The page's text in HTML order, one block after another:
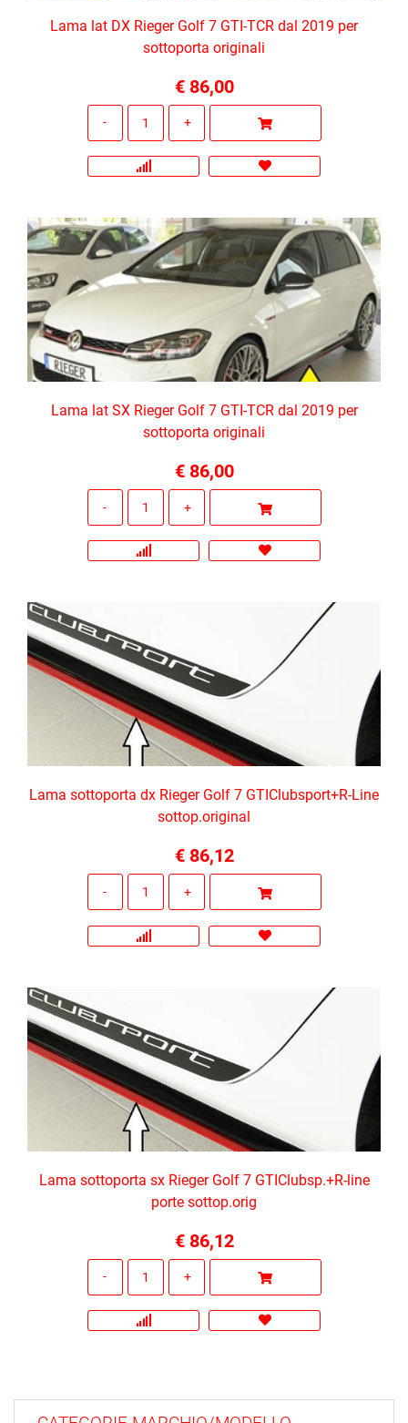
Lama lat DX Rieger Golf 7 GTI-TCR dal 2019 per
sottoporta originali
€ 86,00
Lama lat SX Rieger Golf 7 GTI-TCR dal 2019 per
sottoporta originali
€ 86,00
Lama sottoporta dx Rieger Golf 7 GTIClubsport+R-Line
sottop.original
€ 86,12
Lama sottoporta sx Rieger Golf 7 GTIClubsp.+R-line
porte sottop.orig
€ 86,12